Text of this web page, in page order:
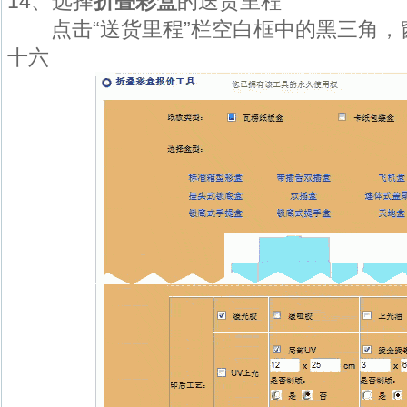
点击“送货里程”栏空白框中的黑三角，
十六